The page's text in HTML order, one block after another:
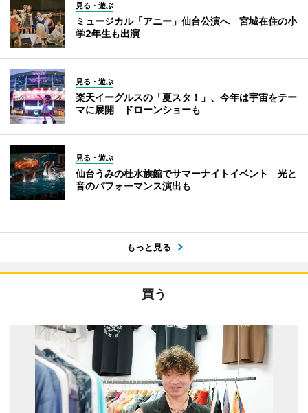
見る・遊ぶ
ミュージカル「アニー」仙台公演へ 宮城在住の小
学2年生も出演
見る・遊ぶ
楽天イーグルスの「夏スタ！」、今年は宇宙をテー
マに展開 ドローンショーも
見る・遊ぶ
仙台うみの杜水族館でサマーナイトイベント 光と
音のパフォーマンス演出も
もっと見る
買う